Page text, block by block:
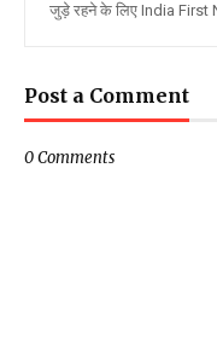
जुड़े रहने के लिए India First
Post a Comment
0 Comments